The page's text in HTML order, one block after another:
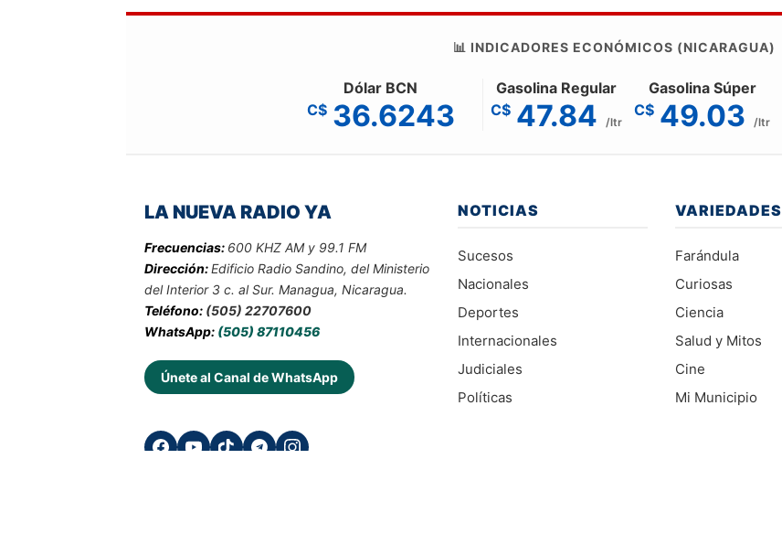
📊 INDICADORES ECONÓMICOS (NICARAGUA)
Dólar BCN
C$ 36.6243
Gasolina Regular
C$ 47.84 /ltr
Gasolina Súper
C$ 49.03 /ltr
LA NUEVA RADIO YA
Frecuencias: 600 KHZ AM y 99.1 FM
Dirección:Edificio Radio Sandino, del Ministerio
del Interior 3 c. al Sur. Managua, Nicaragua.
Teléfono: (505) 22707600
WhatsApp: (505) 87110456
Únete al Canal de WhatsApp
NOTICIAS
Sucesos
Nacionales
Deportes
Internacionales
Judiciales
Políticas
VARIEDADES
Farándula
Curiosas
Ciencia
Salud y Mitos
Cine
Mi Municipio